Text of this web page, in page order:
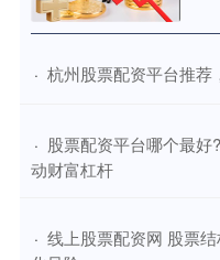
· 杭州股票配资平台推荐
· 股票配资平台哪个最
动财富杠杆
· 线上股票配资网 股票